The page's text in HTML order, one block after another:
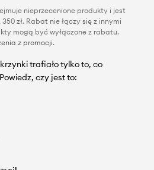
nieprzecenione produkty i jest
zł. Rabat nie łączy się z innymi
mogą być wyłączone z rabatu.
z promocji.
trafiało tylko to, co
czy jest to: